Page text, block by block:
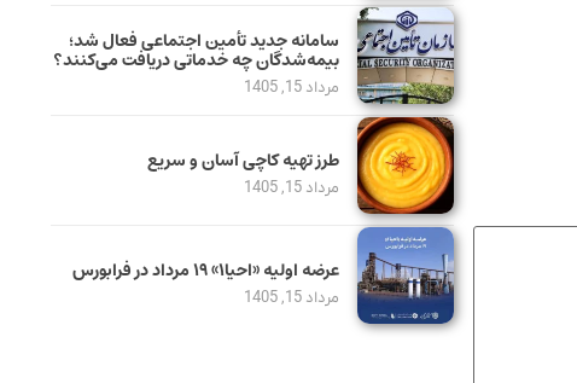
سامانه جدید تأمین اجتماعی فعال شد؛
بیمه‌شدگان چه خدماتی دریافت می‌کنند؟
مرداد 15, 1405
طرز تهیه کاچی آسان و سریع
مرداد 15, 1405
عرضه اولیه «احیا۱» ۱۹ مرداد در فرابورس
مرداد 15, 1405